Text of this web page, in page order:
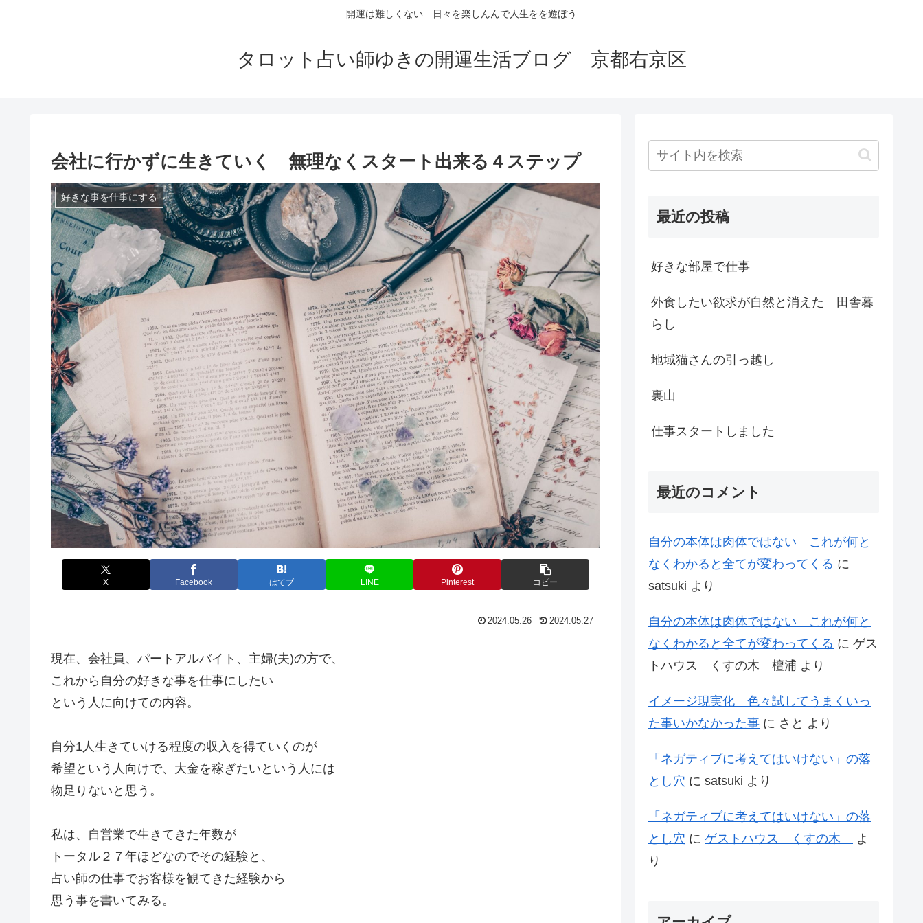
開運は難しくない 日々を楽しんんで人生をを遊ぼう
タロット占い師ゆきの開運生活ブログ 京都右京区
会社に行かずに生きていく 無理なくスタート出来る４ステップ
好きな事を仕事にする
X Facebook はてブ LINE Pinterest コピー
2024.05.26 2024.05.27
現在、会社員、パートアルバイト、主婦(夫)の方で、
これから自分の好きな事を仕事にしたい
という人に向けての内容。
自分1人生きていける程度の収入を得ていくのが
希望という人向けで、大金を稼ぎたいという人には
物足りないと思う。
私は、自営業で生きてきた年数が
トータル２７年ほどなのでその経験と、
占い師の仕事でお客様を観てきた経験から
思う事を書いてみる。
最近の投稿
好きな部屋で仕事
外食したい欲求が自然と消えた 田舎暮
らし
地域猫さんの引っ越し
裏山
仕事スタートしました
最近のコメント
自分の本体は肉体ではない これが何と
なくわかると全てが変わってくる に
satsuki より
自分の本体は肉体ではない これが何と
なくわかると全てが変わってくる に ゲス
トハウス くすの木 檀浦 より
イメージ現実化 色々試してうまくいっ
た事いかなかった事 に さと より
「ネガティブに考えてはいけない」の落
とし穴 に satsuki より
「ネガティブに考えてはいけない」の落
とし穴 に ゲストハウス くすの木
よ
り